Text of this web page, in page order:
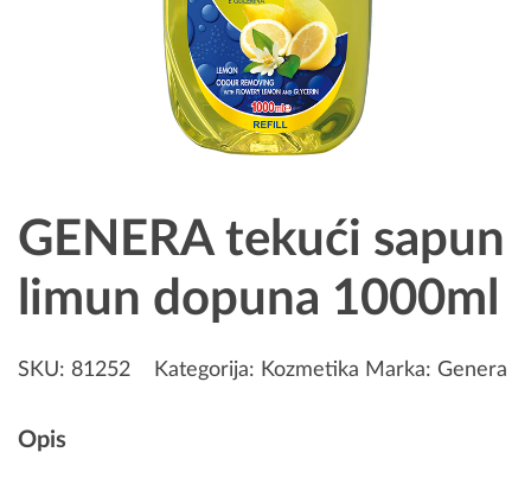
GENERA tekući sapun
limun dopuna 1000ml
SKU: 81252 Kategorija: Kozmetika Marka: Genera
Opis